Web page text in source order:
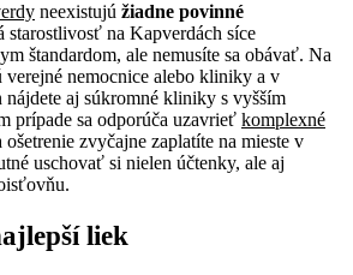
neexistujú žiadne povinné
starostlivosť na Kapverdách síce
štandardom, ale nemusíte sa obávať. Na
verejné nemocnice alebo kliniky a v
nájdete aj súkromné kliniky s vyšším
prípade sa odporúča uzavrieť komplexné
ošetrenie zvyčajne zaplatíte na mieste v
uschovať si nielen účtenky, ale aj
liek